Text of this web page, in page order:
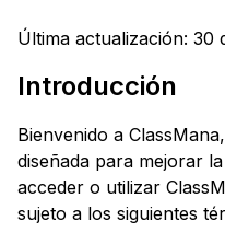
Última actualización: 30
Introducción
Bienvenido a
diseñada para mejorar
acceder o utilizar
sujeto a los siguientes